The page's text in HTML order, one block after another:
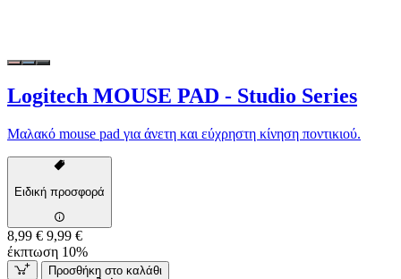
Logitech MOUSE PAD - Studio Series
Μαλακό mouse pad για άνετη και εύχρηστη κίνηση ποντικιού.
Ειδική προσφορά
8,99 € 9,99 €
έκπτωση 10%
Προσθήκη στο καλάθι